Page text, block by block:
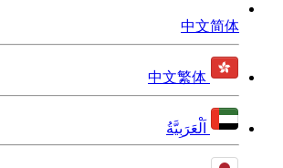
中文简体
中文繁体
اَلْعَرَبِيَّةُ